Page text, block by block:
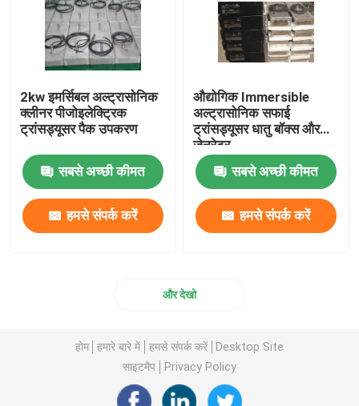
2kw इमर्सिबल अल्ट्रासोनिक
क्लीनर पीजोइलेक्ट्रिक
ट्रांसड्यूसर पैक उपकरण
सबसे अच्छी कीमत
हमसे संपर्क करें
औद्योगिक Immersible
अल्ट्रासोनिक सफाई
ट्रांसड्यूसर धातु बॉक्स और
जेनरेटर
सबसे अच्छी कीमत
हमसे संपर्क करें
और देखो
होम हमारे बारे में हमसे संपर्क करें
Desktop Site
साइटमैप
Privacy Policy